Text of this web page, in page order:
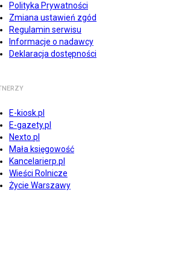
Polityka Prywatności
Zmiana ustawień zgód
Regulamin serwisu
Informacje o nadawcy
Deklaracja dostępności
E-kiosk.pl
E-gazety.pl
Nexto.pl
Mała księgowość
Kancelarierp.pl
Wieści Rolnicze
Życie Warszawy